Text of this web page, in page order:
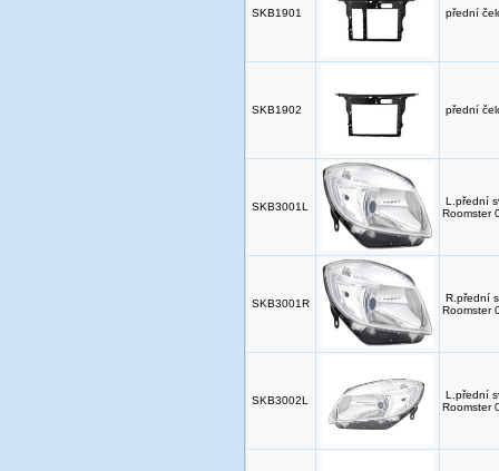
SKB1901 přední
SKB1902 přední
SKB3001L
L.přední
Roomster
SKB3001R
R.přední
Roomster
SKB3002L
L.přední
Roomster